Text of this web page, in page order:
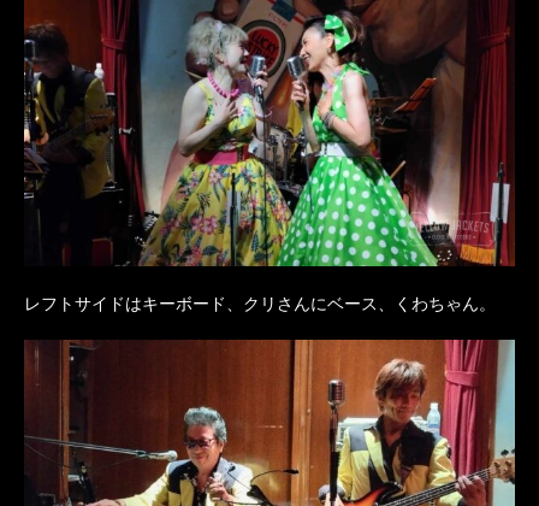
レフトサイドはキーボード、クリさんにベース、くわちゃん。